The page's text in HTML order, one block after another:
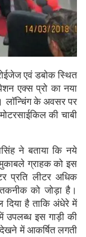
एवं डबोक स्थित
एक्स प्रो का नया
लाॅन्चिंग के अवसर पर
की चाबी
ने बताया कि नये
ग्राहक को इस
प्रति लीटर अधिक
को जोड़ा है।
है ताकि अंधेरे में
उपलब्ध इस गाड़ी की
में आकर्षित लगती